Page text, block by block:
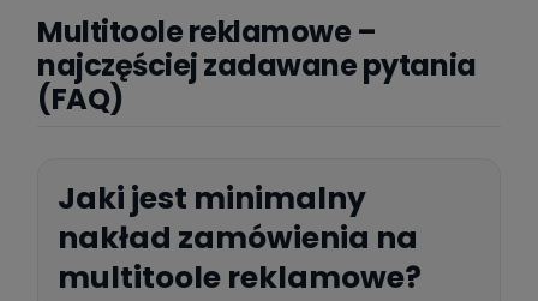
Multitoole reklamowe –
najczęściej zadawane pytania
(FAQ)
Jaki jest minimalny
nakład zamówienia na
multitoole reklamowe?